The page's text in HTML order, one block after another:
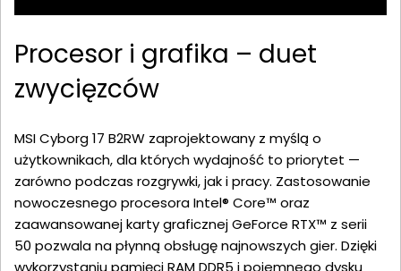
Procesor i grafika – duet
zwycięzców
MSI Cyborg 17 B2RW zaprojektowany z myślą o
użytkownikach, dla których wydajność to priorytet —
zarówno podczas rozgrywki, jak i pracy. Zastosowanie
nowoczesnego procesora Intel® Core™ oraz
zaawansowanej karty graficznej GeForce RTX™ z serii
50 pozwala na płynną obsługę najnowszych gier. Dzięki
wykorzystaniu pamięci RAM DDR5 i pojemnego dysku